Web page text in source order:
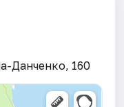
Данченко, 160